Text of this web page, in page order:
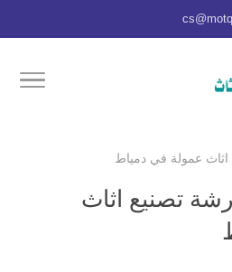
عمولة في دمياط
تصنيع اثاث